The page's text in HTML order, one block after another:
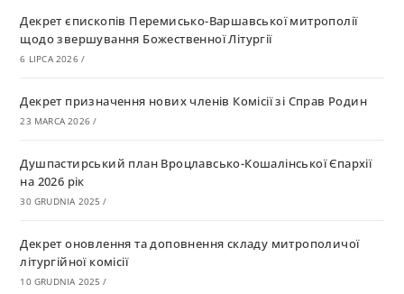
Декрет єпископів Перемисько-Варшавської митрополії
щодо звершування Божественної Літургії
6 LIPCA 2026 /
Декрет призначення нових членів Комісії зі Справ Родин
23 MARCA 2026 /
Душпастирський план Вроцлавсько-Кошалінської Єпархії
на 2026 рік
30 GRUDNIA 2025 /
Декрет оновлення та доповнення складу митрополичої
літургійної комісії
10 GRUDNIA 2025 /